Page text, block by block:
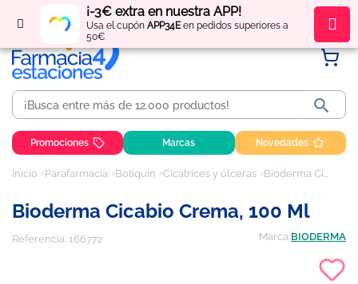
¡-3€ extra en nuestra APP!
Usa el cupón APP34Een pedidos superiores a
50€
Regístratey obténpuntos por tus compras

Promociones Marcas Novedades
Inicio Parafarmacia Botiquín Cicatrices y úlceras Bioderma Cicabio Crema, 100 ml
Bioderma Cicabio Crema, 100 Ml
Referencia: 166772 Marca BIODERMA